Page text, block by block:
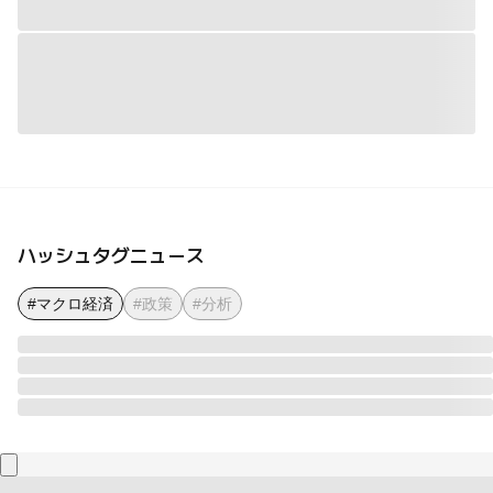
ハッシュタグニュース
#マクロ経済 #政策 #分析